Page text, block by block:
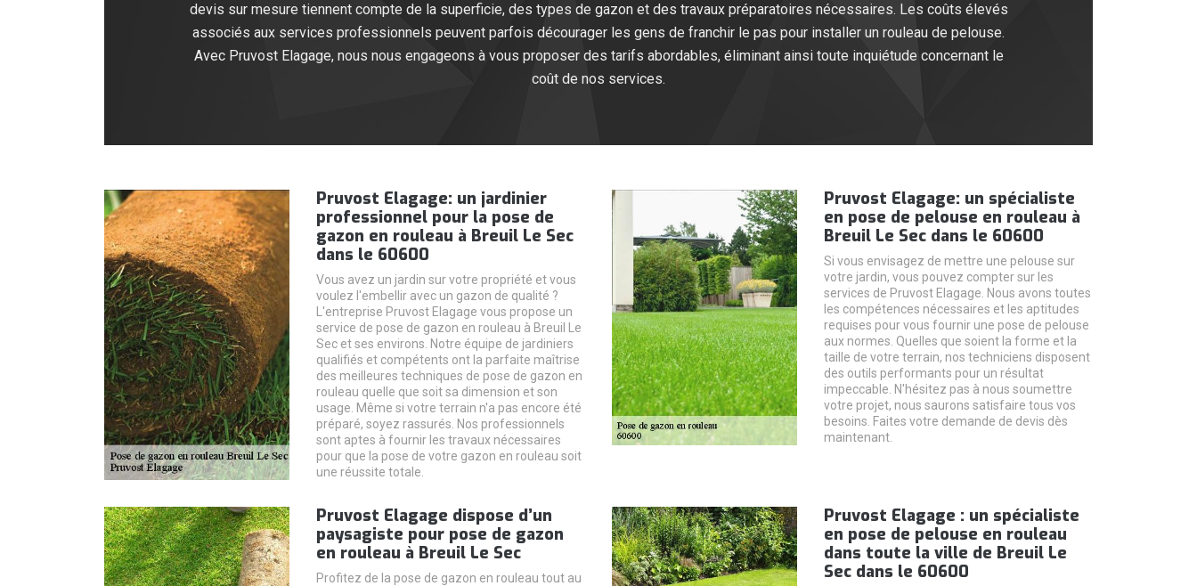
devis sur mesure tiennent compte de la superficie, des types de gazon et des travaux préparatoires nécessaires. Les coûts élevés
associés aux services professionnels peuvent parfois décourager les gens de franchir le pas pour installer un rouleau de pelouse.
Avec Pruvost Elagage, nous nous engageons à vous proposer des tarifs abordables, éliminant ainsi toute inquiétude concernant le
coût de nos services.
Pruvost Elagage: un jardinier
professionnel pour la pose de
gazon en rouleau à Breuil Le Sec
dans le 60600
Vous avez un jardin sur votre propriété et vous
voulez l'embellir avec un gazon de qualité ?
L'entreprise Pruvost Elagage vous propose un
service de pose de gazon en rouleau à Breuil Le
Sec et ses environs. Notre équipe de jardiniers
qualifiés et compétents ont la parfaite maîtrise
des meilleures techniques de pose de gazon en
rouleau quelle que soit sa dimension et son
usage. Même si votre terrain n'a pas encore été
préparé, soyez rassurés. Nos professionnels
sont aptes à fournir les travaux nécessaires
pour que la pose de votre gazon en rouleau soit
une réussite totale.
Pruvost Elagage: un spécialiste
en pose de pelouse en rouleau à
Breuil Le Sec dans le 60600
Si vous envisagez de mettre une pelouse sur
votre jardin, vous pouvez compter sur les
services de Pruvost Elagage. Nous avons toutes
les compétences nécessaires et les aptitudes
requises pour vous fournir une pose de pelouse
aux normes. Quelles que soient la forme et la
taille de votre terrain, nos techniciens disposent
des outils performants pour un résultat
impeccable. N'hésitez pas à nous soumettre
votre projet, nous saurons satisfaire tous vos
besoins. Faites votre demande de devis dès
maintenant.
Pruvost Elagage dispose d’un
paysagiste pour pose de gazon
en rouleau à Breuil Le Sec
Profitez de la pose de gazon en rouleau tout au
Pruvost Elagage : un spécialiste
en pose de pelouse en rouleau
dans toute la ville de Breuil Le
Sec dans le 60600